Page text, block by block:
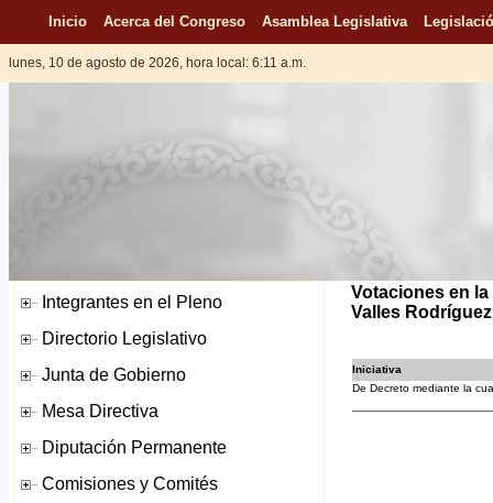
Inicio Acerca del Congreso Asamblea Legislativa
lunes, 10 de agosto de 2026, hora local: 6:11 a.m.
Votaciones en la
Valles Rodríguez
Iniciativa
De Decreto mediante la